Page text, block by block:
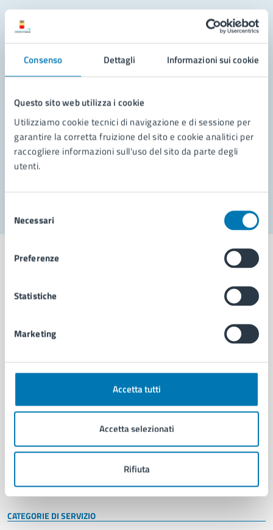
Consenso Dettagli Informazioni sui cookie
Questo sito web utilizza i cookie
Utilizziamo cookie tecnici di navigazione e di sessione per
garantire la corretta fruizione del sito e cookie analitici per
raccogliere informazioni sull'uso del sito da parte degli
utenti.
delNecessari
Preferenze
Statistiche
Marketing
Accetta tutti
Accetta selezionati
Rifiuta
Leggi le domande frequenti
Richiedi assistenza
Prenota appuntamento
Problemi in città
Comune di Napoli
AMMINISTRAZIONE
Organi di governo
Enti e fondazioni
Personale amministrativo
Intranet, posta aziendale e protocollo
CATEGORIE DI SERVIZIO